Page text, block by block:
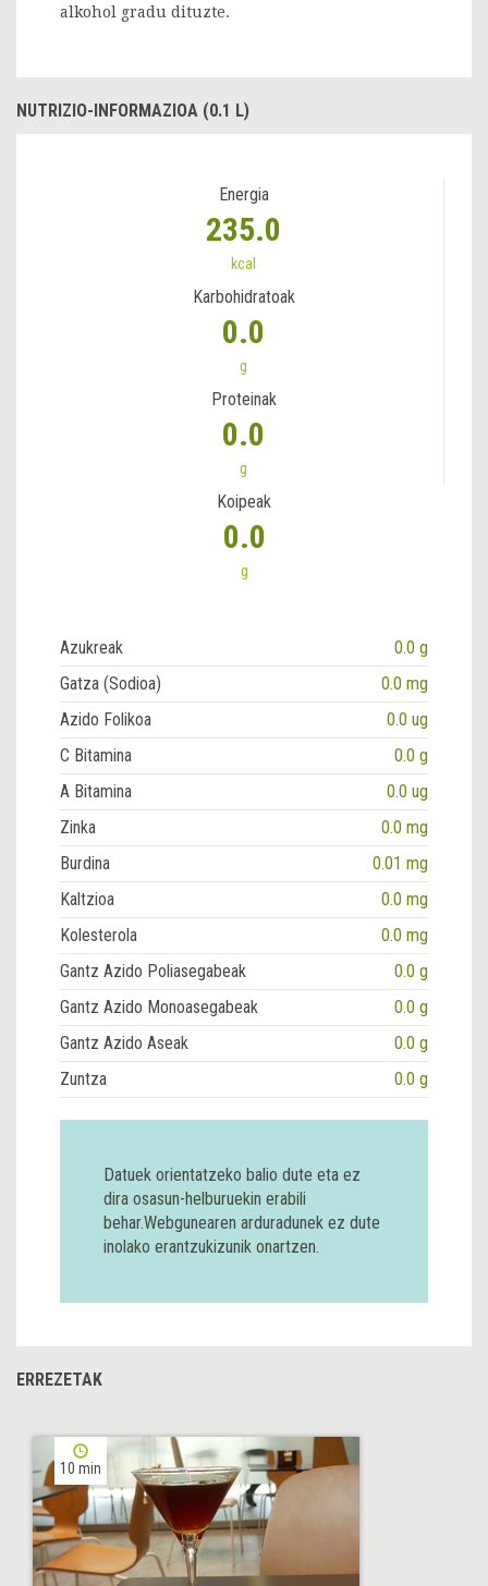
alkohol gradu dituzte.
NUTRIZIO-INFORMAZIOA (0.1 L)
Energia
235.0
kcal
Karbohidratoak
0.0
g
Proteinak
0.0
g
Koipeak
0.0
g
Azukreak
0.0 g
Gatza (Sodioa)
0.0 mg
Azido Folikoa
0.0 ug
C Bitamina
0.0 g
A Bitamina
0.0 ug
Zinka
0.0 mg
Burdina
0.01 mg
Kaltzioa
0.0 mg
Kolesterola
0.0 mg
Gantz Azido Poliasegabeak
0.0 g
Gantz Azido Monoasegabeak
0.0 g
Gantz Azido Aseak
0.0 g
Zuntza
0.0 g
Datuek orientatzeko balio dute eta ez
dira osasun-helburuekin erabili
behar.Webgunearen arduradunek ez dute
inolako erantzukizunik onartzen.
ERREZETAK
10 min